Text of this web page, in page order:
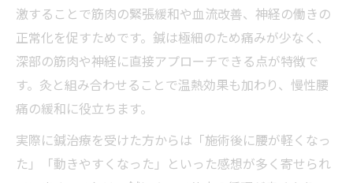
激することで筋肉の緊張緩和や血流改善、神経の働きの
正常化を促すためです。鍼は極細のため痛みが少なく、
深部の筋肉や神経に直接アプローチできる点が特徴で
す。灸と組み合わせることで温熱効果も加わり、慢性腰
痛の緩和に役立ちます。
実際に鍼治療を受けた方からは「施術後に腰が軽くなっ
た」「動きやすくなった」といった感想が多く寄せられ